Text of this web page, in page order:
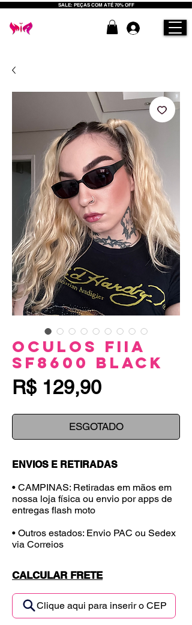
SALE: PEÇAS COM ATÉ 70% OFF
Oculos FiIa
SF8600 Black
R$ 129,90Preço
ESGOTADO
ENVIOS E RETIRADAS
• CAMPINAS: Retiradas em mãos em
nossa loja física ou envio por apps de
entregas flash moto
• Outros estados: Envio PAC ou Sedex
via Correios
CALCULAR FRETE
Clique aqui para inserir o CEP